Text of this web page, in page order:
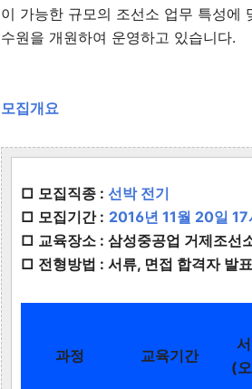
이 가능한 규모의 조선소 업무 특성에
수원을 개원하여 운영하고 있습니다.
모집개요
□ 모집직종 : 선박 전기
□ 모집기간 : 2016년 11월 20일 17
□ 교육장소 : 삼성중공업 거제조선
□ 전형방법 : 서류, 면접 합격자 발
과정 교육기간
(